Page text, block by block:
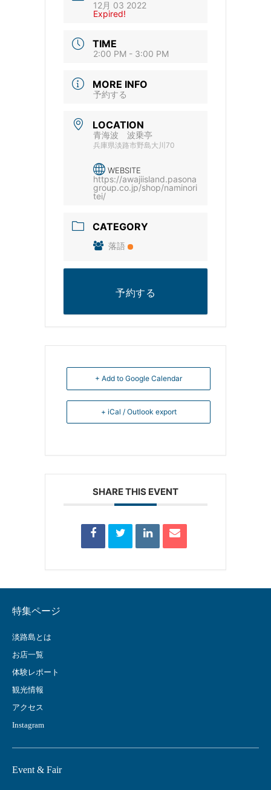
12月 03 2022
Expired!
TIME
2:00 PM - 3:00 PM
MORE INFO
予約する
LOCATION
青海波 波乗亭
兵庫県淡路市野島大川70
WEBSITE
https://awajiisland.pasona
group.co.jp/shop/naminori
tei/
CATEGORY
落語
予約する
+ Add to Google Calendar
+ iCal / Outlook export
SHARE THIS EVENT
特集ページ
淡路島とは
お店一覧
体験レポート
観光情報
アクセス
Instagram
Event & Fair